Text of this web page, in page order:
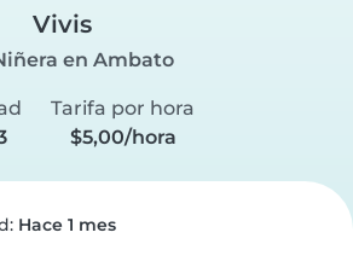
Vivis
en Ambato
Tarifa por hora
$5,00/hora
Hace 1 mes